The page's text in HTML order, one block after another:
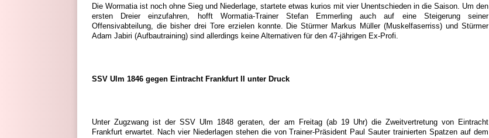
Die Wormatia ist noch ohne Sieg und Niederlage, startete etwas kurios mit vier Unentschieden in die Saison. Um den
ersten Dreier einzufahren, hofft Wormatia-Trainer Stefan Emmerling auch auf eine Steigerung seiner
Offensivabteilung, die bisher drei Tore erzielen konnte. Die Stürmer Markus Müller (Muskelfaserriss) und Stürmer
Adam Jabiri (Aufbautraining) sind allerdings keine Alternativen für den 47-jährigen Ex-Profi.
SSV Ulm 1846 gegen Eintracht Frankfurt II unter Druck
Unter Zugzwang ist der SSV Ulm 1848 geraten, der am Freitag (ab 19 Uhr) die Zweitvertretung von Eintracht
Frankfurt erwartet. Nach vier Niederlagen stehen die von Trainer-Präsident Paul Sauter trainierten Spatzen auf dem